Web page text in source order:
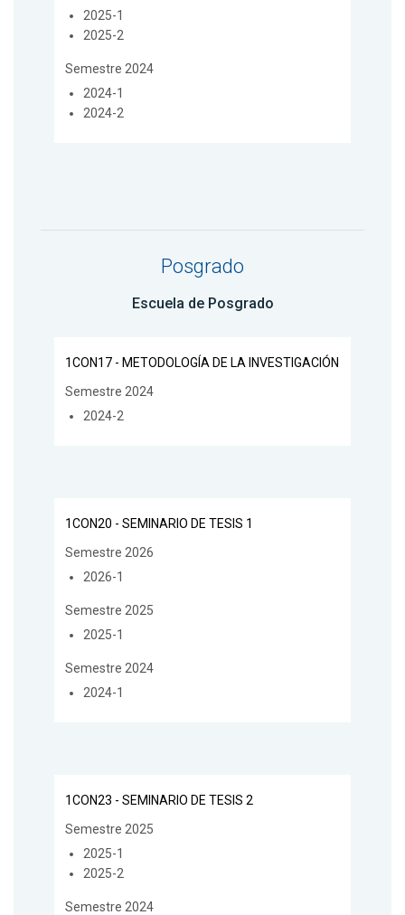
2025-1
2025-2
Semestre 2024
2024-1
2024-2
Posgrado
Escuela de Posgrado
1CON17 - METODOLOGÍA DE LA INVESTIGACIÓN
Semestre 2024
2024-2
1CON20 - SEMINARIO DE TESIS 1
Semestre 2026
2026-1
Semestre 2025
2025-1
Semestre 2024
2024-1
1CON23 - SEMINARIO DE TESIS 2
Semestre 2025
2025-1
2025-2
Semestre 2024